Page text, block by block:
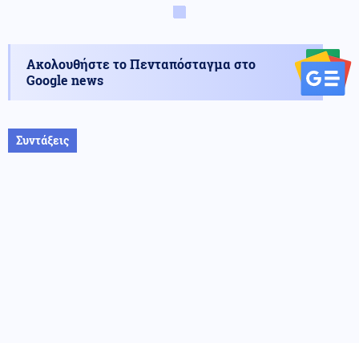
Ακολουθήστε το Πενταπόσταγμα στο
Google news
Συντάξεις